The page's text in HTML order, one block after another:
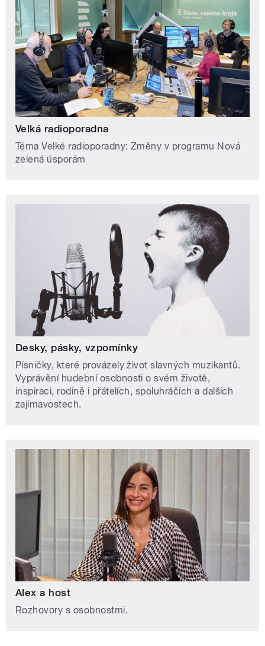
Velká radioporadna
Téma Velké radioporadny: Změny v programu Nová
zelená úsporám
Desky, pásky, vzpomínky
Písničky, které provázely život slavných muzikantů.
Vyprávění hudební osobnosti o svém životě,
inspiraci, rodině i přátelích, spoluhráčích a dalších
zajímavostech.
Alex a host
Rozhovory s osobnostmi.